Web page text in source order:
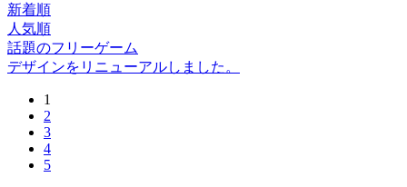
新着順
人気順
話題のフリーゲーム
デザインをリニューアルしました。
1
2
3
4
5